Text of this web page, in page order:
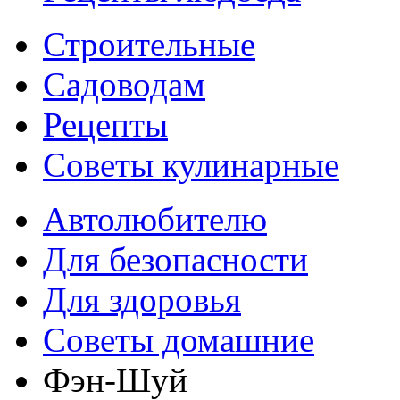
Строительные
Садоводам
Рецепты
Советы кулинарные
Автолюбителю
Для безопасности
Для здоровья
Советы домашние
Фэн-Шуй